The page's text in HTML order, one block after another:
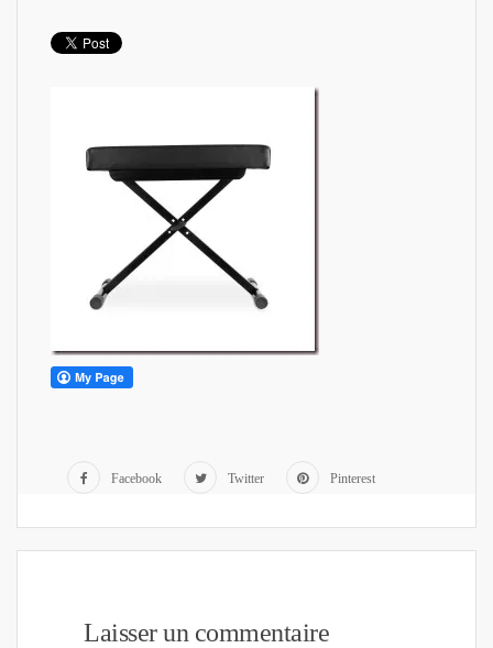
Facebook Twitter Pinterest
Laisser un commentaire